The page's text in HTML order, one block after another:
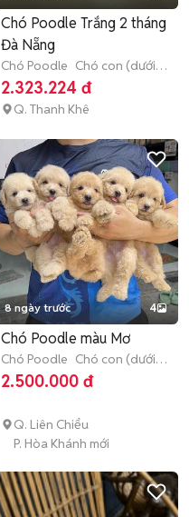
Chó Poodle Trắng 2 tháng
Đà Nẵng
Chó Poodle Chó con (dưới 3
tháng tuổi)
2.323.224 đ
Q. Thanh Khê
8 ngày trước 4
Chó Poodle màu Mơ
Chó Poodle Chó con (dưới 3
tháng tuổi)
2.500.000 đ
Q. Liên Chiểu
P. Hòa Khánh mới